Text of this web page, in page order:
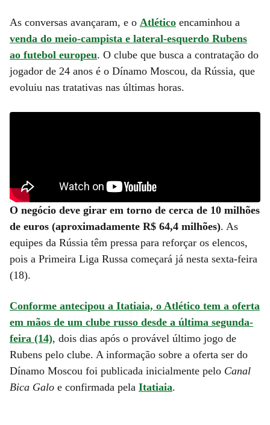
As conversas avançaram, e o Atlético encaminhou a
venda do meio-campista e lateral-esquerdo Rubens
ao futebol europeu. O clube que busca a contratação do
jogador de 24 anos é o Dínamo Moscou, da Rússia, que
evoluiu nas tratativas nas últimas horas.
O negócio deve girar em torno de cerca de 10 milhões
de euros (aproximadamente R$ 64,4 milhões). As
equipes da Rússia têm pressa para reforçar os elencos,
pois a Primeira Liga Russa começará já nesta sexta-feira
(18).
Conforme antecipou a Itatiaia, o Atlético tem a oferta
em mãos de um clube russo desde a última segunda-
feira (14), dois dias após o provável último jogo de
Rubens pelo clube. A informação sobre a oferta ser do
Dínamo Moscou foi publicada inicialmente pelo Canal
Bica Galo e confirmada pela Itatiaia.